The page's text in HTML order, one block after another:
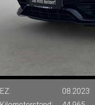
EZ:
08.2023